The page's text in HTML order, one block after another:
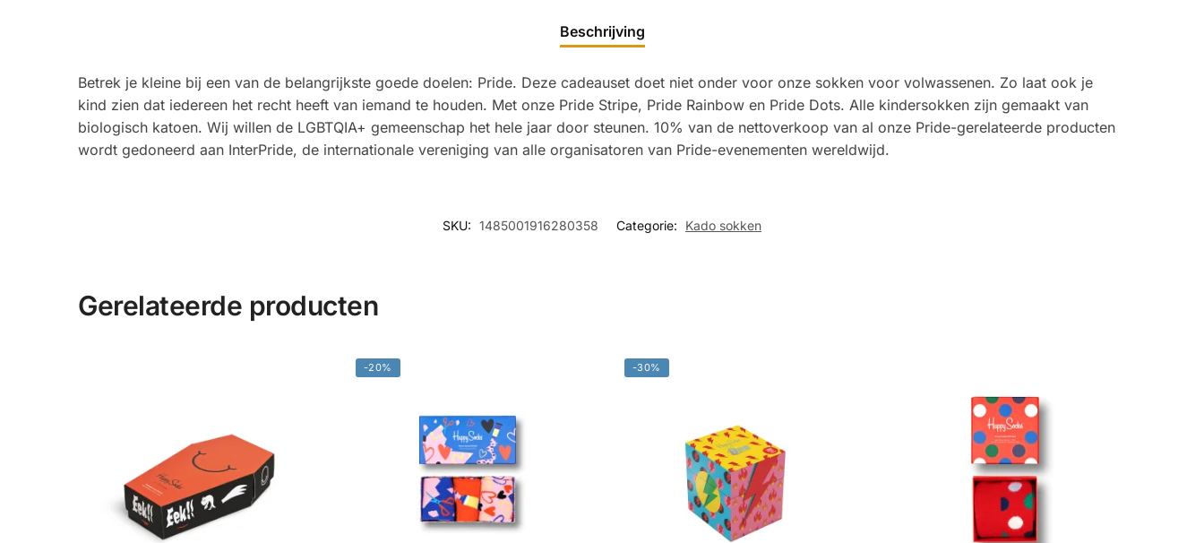
Beschrijving
Betrek je kleine bij een van de belangrijkste goede doelen: Pride. Deze cadeauset doet niet onder voor onze sokken voor volwassenen. Zo laat ook je
kind zien dat iedereen het recht heeft van iemand te houden. Met onze Pride Stripe, Pride Rainbow en Pride Dots. Alle kindersokken zijn gemaakt van
biologisch katoen. Wij willen de LGBTQIA+ gemeenschap het hele jaar door steunen. 10% van de nettoverkoop van al onze Pride-gerelateerde producten
wordt gedoneerd aan InterPride, de internationale vereniging van alle organisatoren van Pride-evenementen wereldwijd.
SKU: 1485001916280358 Categorie: Kado sokken
Gerelateerde producten
-20% -30%